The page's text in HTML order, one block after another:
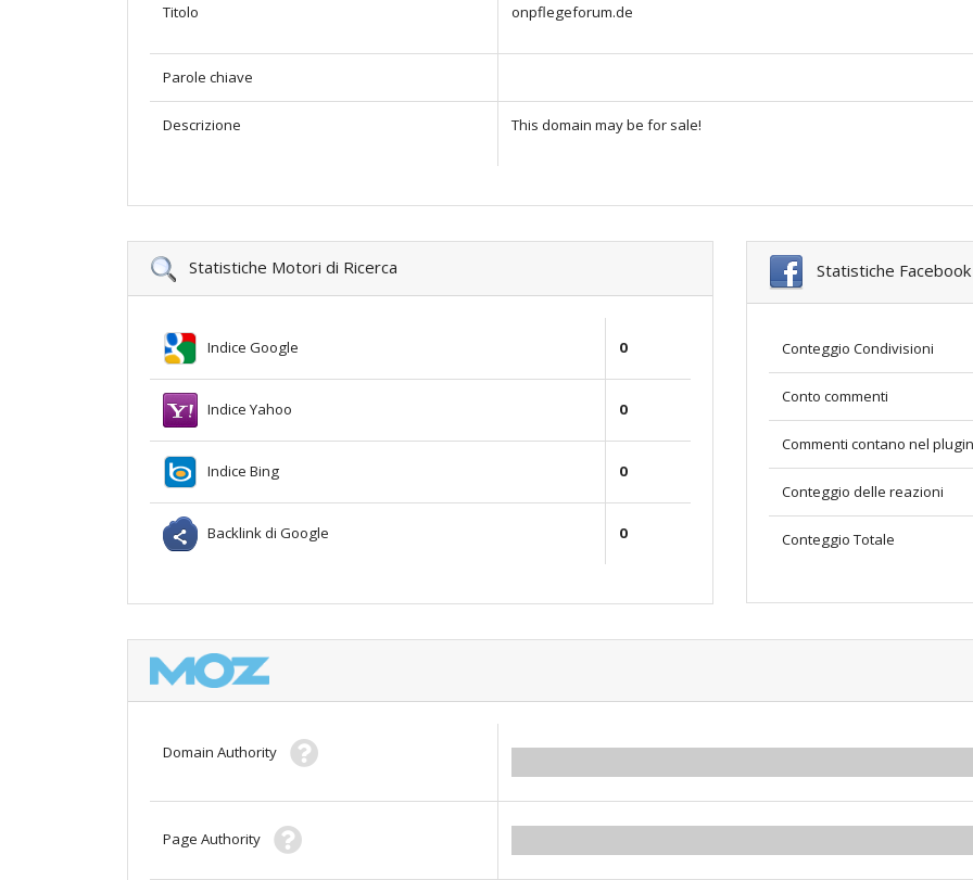
Titolo onpflegeforum.de
Parole chiave
Descrizione This domain may be for sale!
Statistiche Motori di Ricerca
Indice Google 0
Indice Yahoo 0
Indice Bing 0
Backlink di Google 0
Statistiche Facebook
Conteggio Condivisioni
Conto commenti
Commenti contano nel plugin
Conteggio delle reazioni
Conteggio Totale
Domain Authority
Page Authority